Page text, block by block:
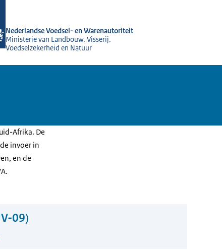
Nederlandse Voedsel- en Warenautoriteit
Ministerie van Landbouw, Visserij,
Voedselzekerheid en Natuur
Afrika. De
invoer in
en de
09)